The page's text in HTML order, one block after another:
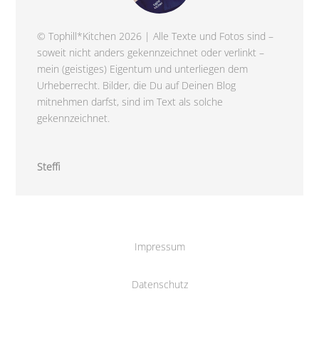
© Tophill*Kitchen 2026 | Alle Texte und Fotos sind –
soweit nicht anders gekennzeichnet oder verlinkt –
mein (geistiges) Eigentum und unterliegen dem
Urheberrecht. Bilder, die Du auf Deinen Blog
mitnehmen darfst, sind im Text als solche
gekennzeichnet.
Steffi
Impressum
Datenschutz